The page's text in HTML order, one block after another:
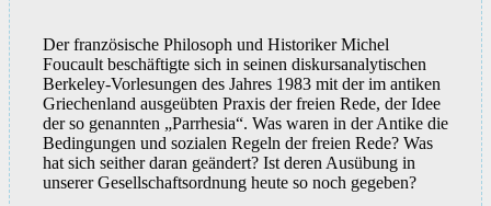
Der französische Philosoph und Historiker Michel
Foucault beschäftigte sich in seinen diskursanalytischen
Berkeley-Vorlesungen des Jahres 1983 mit der im antiken
Griechenland ausgeübten Praxis der freien Rede, der Idee
der so genannten „Parrhesia“. Was waren in der Antike die
Bedingungen und sozialen Regeln der freien Rede? Was
hat sich seither daran geändert? Ist deren Ausübung in
unserer Gesellschaftsordnung heute so noch gegeben?